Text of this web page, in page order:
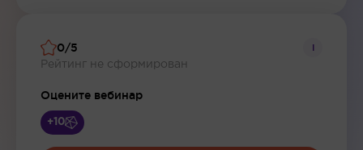
0/5
Рейтинг не сформирован
i
Оцените вебинар
+10